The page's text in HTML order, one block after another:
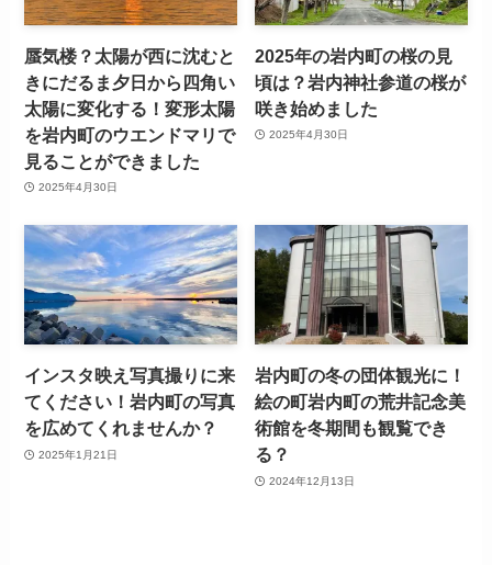
蜃気楼？太陽が西に沈むと
きにだるま夕日から四角い
太陽に変化する！変形太陽
を岩内町のウエンドマリで
見ることができました
2025年4月30日
2025年の岩内町の桜の見
頃は？岩内神社参道の桜が
咲き始めました
2025年4月30日
インスタ映え写真撮りに来
てください！岩内町の写真
を広めてくれませんか？
2025年1月21日
岩内町の冬の団体観光に！
絵の町岩内町の荒井記念美
術館を冬期間も観覧でき
る？
2024年12月13日